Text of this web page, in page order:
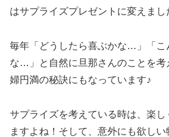
はサプライズプレゼントに変えまし
毎年「どうしたら喜ぶかな…」「こ
な…」と自然に旦那さんのことを考
婦円満の秘訣にもなっています♪
サプライズを考えている時は、楽
ますよね！そして、意外にも欲し